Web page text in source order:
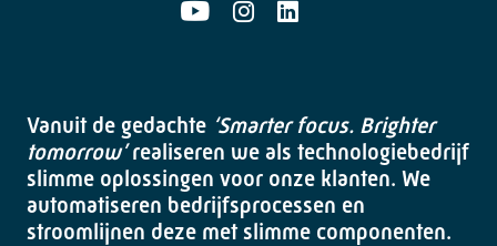
Vanuit de gedachte ‘Smarter focus. Brighter
tomorrow’realiseren we als technologiebedrijf
slimme oplossingen voor onze klanten. We
automatiseren bedrijfsprocessen en
stroomlijnen deze met slimme componenten.